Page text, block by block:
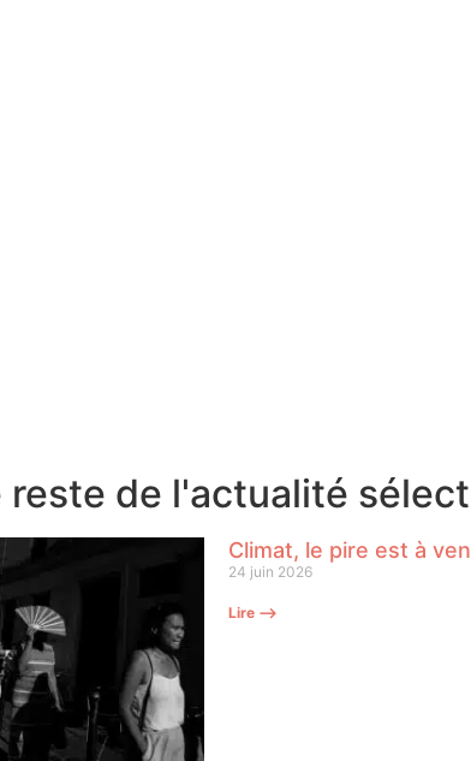
reste de l'actualité
Climat, le pire est à
24 juin 2026
Lire ⟶